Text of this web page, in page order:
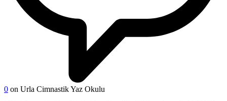
0 on Urla Cimnastik Yaz Okulu